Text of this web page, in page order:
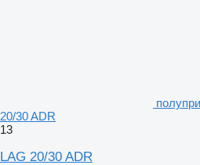
20/30 ADR
13
LAG 20/30 ADR